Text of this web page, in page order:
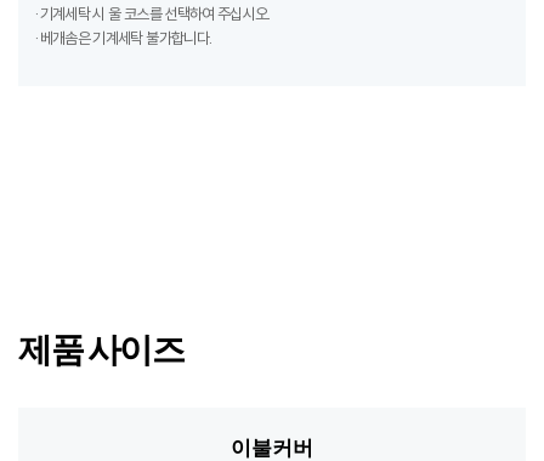
· 기계세탁 시 울 코스를 선택하여 주십시오.
· 베개솜은 기계세탁 불가합니다.
제품 사이즈
이불커버